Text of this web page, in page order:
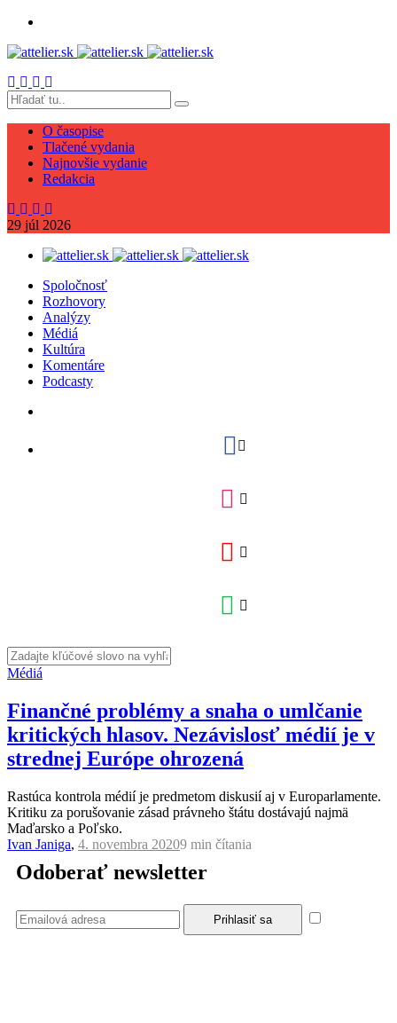
O časopise
Tlačené vydania
Najnovšie vydanie
Redakcia
29 júl 2026
Spoločnosť
Rozhovory
Analýzy
Médiá
Kultúra
Komentáre
Podcasty
Médiá
Finančné problémy a snaha o umlčanie
kritických hlasov. Nezávislosť médií je v
strednej Európe ohrozená
Rastúca kontrola médií je predmetom diskusií aj v Europarlamente.
Kritiku za porušovanie zásad právneho štátu dostávajú najmä
Maďarsko a Poľsko.
Ivan Janiga, 4. novembra 20209 min čítania
Odoberať newsletter